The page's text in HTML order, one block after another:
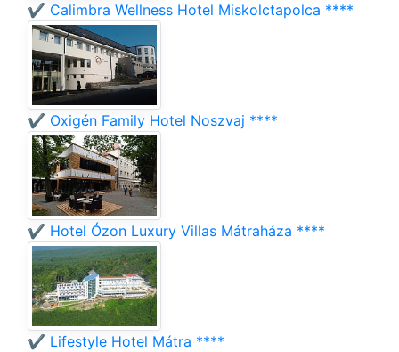
✔️ Calimbra Wellness Hotel Miskolctapolca ****
✔️ Oxigén Family Hotel Noszvaj ****
✔️ Hotel Ózon Luxury Villas Mátraháza ****
✔️ Lifestyle Hotel Mátra ****